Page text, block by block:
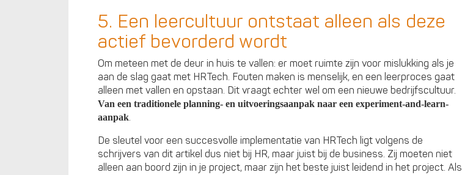
5. Een leercultuur ontstaat alleen als deze
actief bevorderd wordt
Om meteen met de deur in huis te vallen: er moet ruimte zijn voor mislukking als je
aan de slag gaat met HRTech. Fouten maken is menselijk, en een leerproces gaat
alleen met vallen en opstaan. Dit vraagt echter wel om een nieuwe bedrijfscultuur.
Van een traditionele planning- en uitvoeringsaanpak naar een experiment-and-learn-
aanpak.
De sleutel voor een succesvolle implementatie van HRTech ligt volgens de
schrijvers van dit artikel dus niet bij HR, maar juist bij de business. Zij moeten niet
alleen aan boord zijn in je project, maar zijn het beste juist leidend in het project. Als